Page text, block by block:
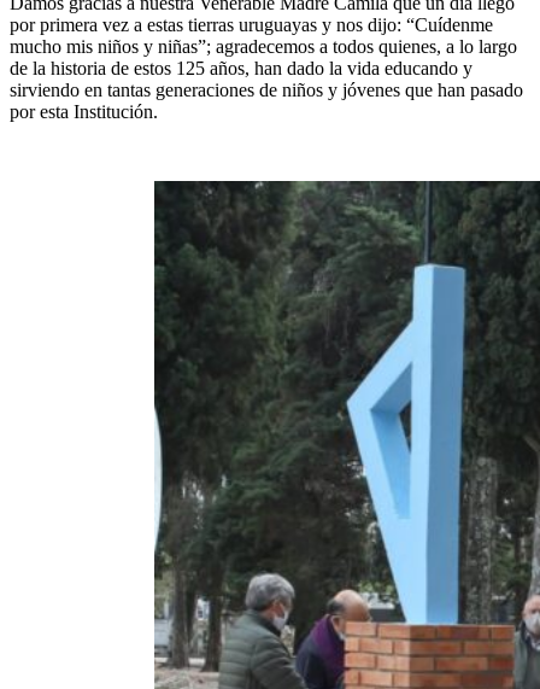
por primera vez a estas tierras uruguayas y nos dijo: “Cuídenme
mucho mis niños y niñas”; agradecemos a todos quienes, a lo largo
de la historia de estos 125 años, han dado la vida educando y
sirviendo en tantas generaciones de niños y jóvenes que han pasado
por esta Institución.